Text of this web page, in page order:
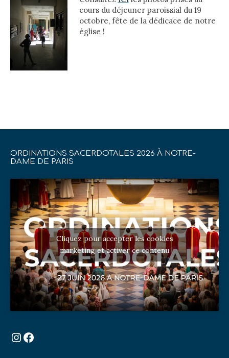
cours du déjeuner paroissial du 19
octobre, fête de la dédicace de notre
église !
ORDINATIONS SACERDOTALES 2026 À NOTRE-
DAME DE PARIS
Cliquez pour accepter les cookies
marketing et activer ce contenu
Instagram
Facebook